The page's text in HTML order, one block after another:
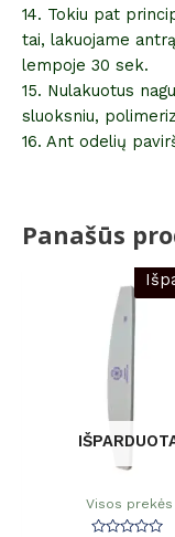
14. Tokiu pat
tai, lakuojame
lempoje 30 sek.
15. Nulakuotus
sluoksniu,
16. Ant odelių
Panašūs
Visos prekės